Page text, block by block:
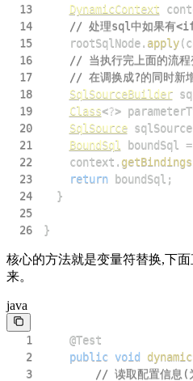
13
DynamicContext
14
// 处理sql中如果有
15
    rootSqlNode
. apply(
16
// 当执行完上面的流程
17
// 在调换成?的同时新
18
SqlSourceBuilder
19
Class<?>
20
SqlSource sqlSource
21
BoundSql boundSql =
22
    context
. getBindings
23
return boundSql ;
24
}
25
26
}
核心的方法就是变量符替换,下
来。
java
1
@Test
2
public void
3
// 读取配置信息(